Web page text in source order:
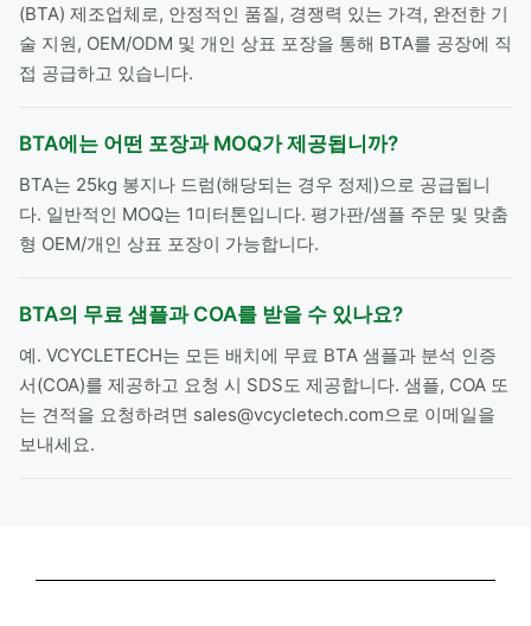
(BTA) 제조업체로, 안정적인 품질, 경쟁력 있는 가격, 완전한 기
술 지원, OEM/ODM 및 개인 상표 포장을 통해 BTA를 공장에 직
접 공급하고 있습니다.
BTA에는 어떤 포장과 MOQ가 제공됩니까?
BTA는 25kg 봉지나 드럼(해당되는 경우 정제)으로 공급됩니
다. 일반적인 MOQ는 1미터톤입니다. 평가판/샘플 주문 및 맞춤
형 OEM/개인 상표 포장이 가능합니다.
BTA의 무료 샘플과 COA를 받을 수 있나요?
예. VCYCLETECH는 모든 배치에 무료 BTA 샘플과 분석 인증
서(COA)를 제공하고 요청 시 SDS도 제공합니다. 샘플, COA 또
는 견적을 요청하려면 sales@vcycletech.com으로 이메일을
보내세요.